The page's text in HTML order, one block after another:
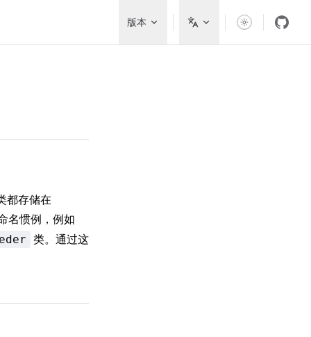
版本
都存储在
名惯例，例如
类。通过这